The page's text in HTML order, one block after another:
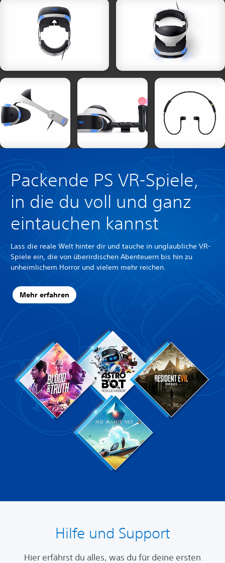
Packende PS VR-Spiele,
in die du voll und ganz
eintauchen kannst
Lass die reale Welt hinter dir und tauche in unglaubliche VR-
Spiele ein, die von überirdischen Abenteuern bis hin zu
unheimlichem Horror und vielem mehr reichen.
Mehr erfahren
Hilfe und Support
Hier erfährst du alles, was du für deine ersten